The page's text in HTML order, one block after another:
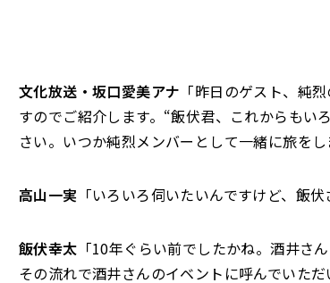
文化放送・坂口愛美アナ 「昨日のゲスト、純
すのでご紹介します。“飯伏君、これからもい
さい。いつか純烈メンバーとして一緒に旅をし
高山一実 「いろいろ伺いたいんですけど、飯
飯伏幸太 「10年ぐらい前でしたかね。酒井さ
その流れで酒井さんのイベントに呼んでいた